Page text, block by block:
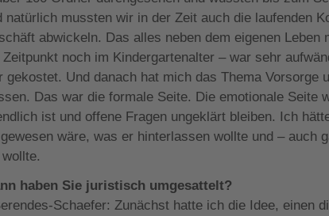
natürlich mussten wir in der Zeit auch die laufenden
abwickeln. Das alles neben dem eigenen
Zeitpunkt noch im Kindergartenalter – war sehr
gekostet. Und danach hat mich das Thema Vorsorge
Das war die formale Seite. Die emotionale Seite
ist und offene Fragen ungeklärt bleiben. Ich
wäre, was er hinterlassen wollte und – auch
haben Sie juristisch umgesattelt?
Schaefer: Zunächst hatte ich die Idee, einen